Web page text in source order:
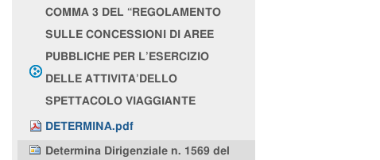
COMMA 3 DEL “REGOLAMENTO
SULLE CONCESSIONI DI AREE
PUBBLICHE PER L’ESERCIZIO
DELLE ATTIVITA’DELLO
SPETTACOLO VIAGGIANTE
DETERMINA.pdf
Determina Dirigenziale n. 1569 del